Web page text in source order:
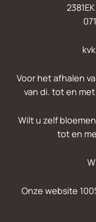
Voor het afhalen
van di. tot en
Wilt u zelf
tot en
Onze website